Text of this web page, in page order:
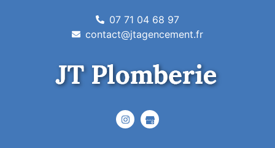
07 71 04 68 97
contact@jtagencement.fr